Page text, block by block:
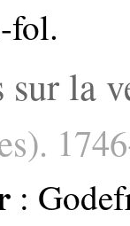
sur la
: